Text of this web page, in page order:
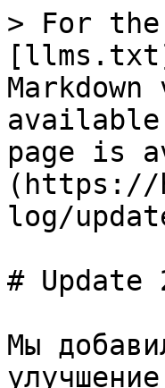
> For the
page is
(https://
log/
# Update
Мы